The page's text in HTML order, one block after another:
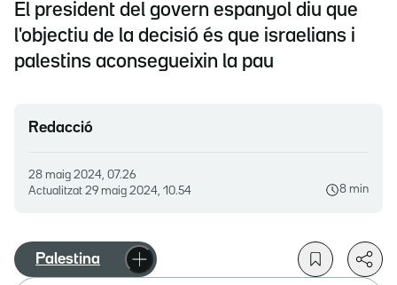
El president del govern espanyol diu que
l'objectiu de la decisió és que israelians i
palestins aconsegueixin la pau
Redacció
28 maig 2024, 07.26
Actualitzat 29 maig 2024, 10.54 8 min
Palestina